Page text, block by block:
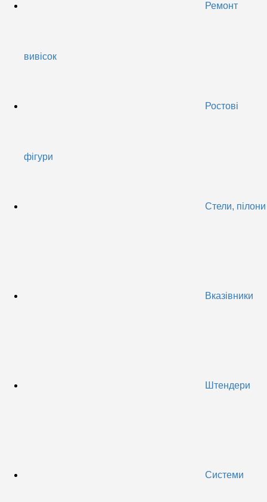
Ремонт
вивісок
Ростові
фігури
Стели, пілони
Вказівники
Штендери
Системи